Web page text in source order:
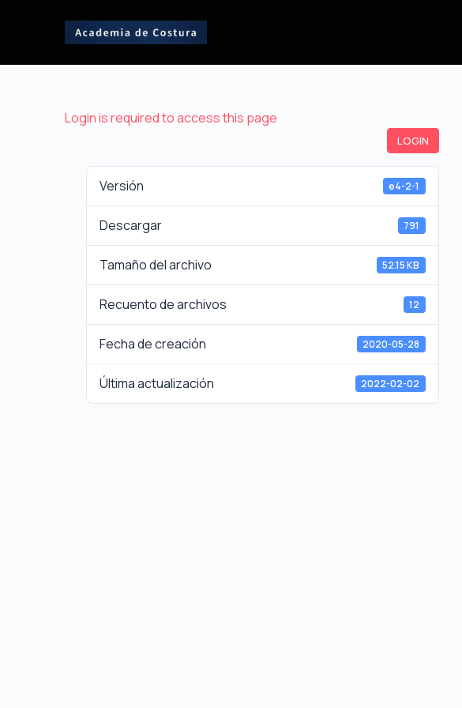
Login is required to access this page
LOGIN
Versión e4-2-1
Descargar 791
Tamaño del archivo 52.15 KB
Recuento de archivos 12
Fecha de creación 2020-05-28
Última actualización 2022-02-02